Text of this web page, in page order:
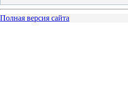
Полная версия сайта